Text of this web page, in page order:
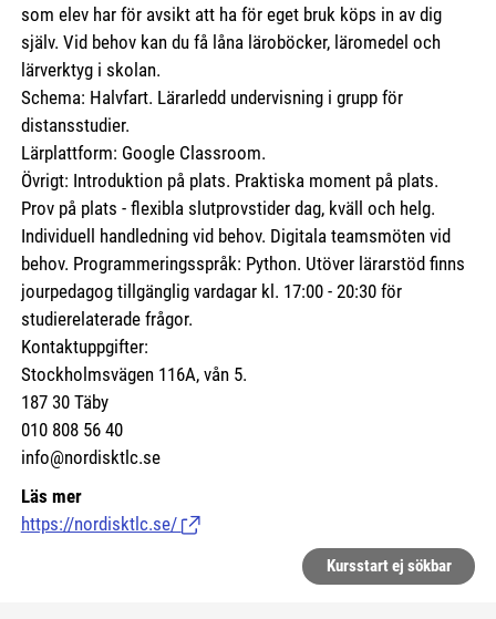
som elev har för avsikt att ha för eget bruk köps in av dig
själv. Vid behov kan du få låna läroböcker, läromedel och
lärverktyg i skolan.
Schema: Halvfart. Lärarledd undervisning i grupp för
distansstudier.
Lärplattform: Google Classroom.
Övrigt: Introduktion på plats. Praktiska moment på plats.
Prov på plats - flexibla slutprovstider dag, kväll och helg.
Individuell handledning vid behov. Digitala teamsmöten vid
behov. Programmeringsspråk: Python. Utöver lärarstöd finns
jourpedagog tillgänglig vardagar kl. 17:00 - 20:30 för
studierelaterade frågor.
Kontaktuppgifter:
Stockholmsvägen 116A, vån 5.
187 30 Täby
010 808 56 40
info@nordisktlc.se
Läs mer
https://nordisktlc.se/ (Länk till extern sida.)
Kursstart ej sökbar